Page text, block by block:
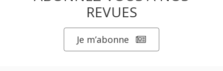
REVUES
Je m’abonne